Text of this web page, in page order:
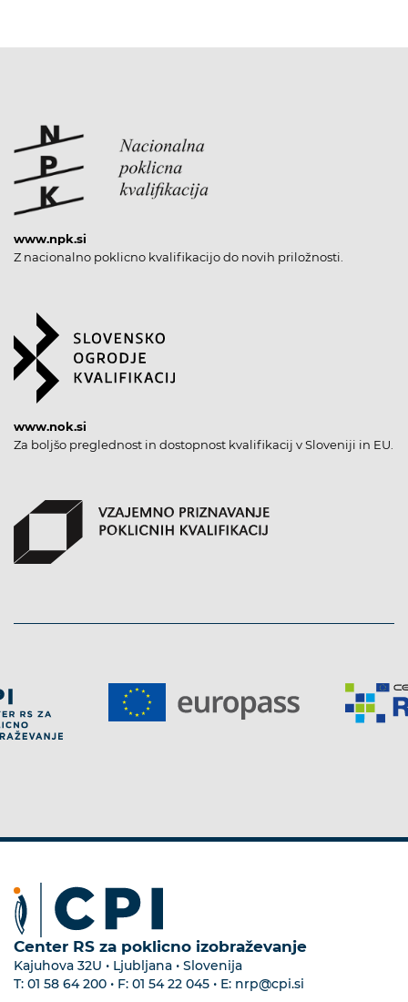
www.npk.si
Z nacionalno poklicno kvalifikacijo do novih priložnosti.
www.nok.si
Za boljšo preglednost in dostopnost kvalifikacij v Sloveniji in EU.
Center RS za poklicno izobraževanje
Kajuhova 32U • Ljubljana • Slovenija
T: 01 58 64 200 • F: 01 54 22 045 • E: nrp@cpi.si